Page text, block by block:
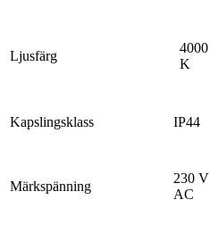
Ljusfärg
4000
K
Kapslingsklass IP44
Märkspänning
230 V
AC